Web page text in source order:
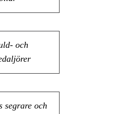
och
segrare och